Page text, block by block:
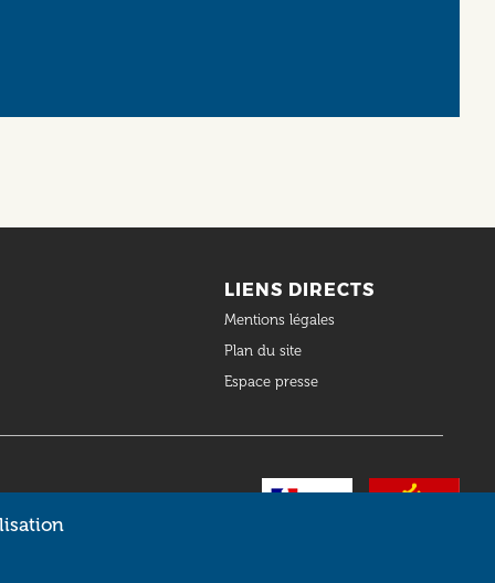
LIENS DIRECTS
Mentions légales
Plan du site
Espace presse